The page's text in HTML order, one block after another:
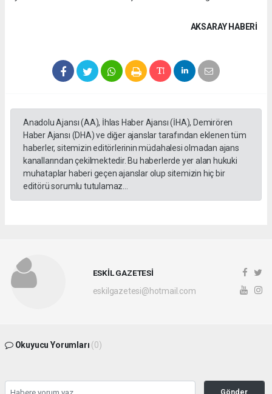
AKSARAY HABERİ
Anadolu Ajansı (AA), İhlas Haber Ajansı (İHA), Demirören
Haber Ajansı (DHA) ve diğer ajanslar tarafından eklenen tüm
haberler, sitemizin editörlerinin müdahalesi olmadan ajans
kanallarından çekilmektedir. Bu haberlerde yer alan hukuki
muhataplar haberi geçen ajanslar olup sitemizin hiç bir
editörü sorumlu tutulamaz...
ESKİL GAZETESİ
eskilgazetesi@hotmail.com
Okuyucu Yorumları (0)
Gönder